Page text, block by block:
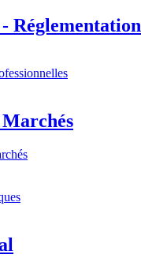
Réglementation